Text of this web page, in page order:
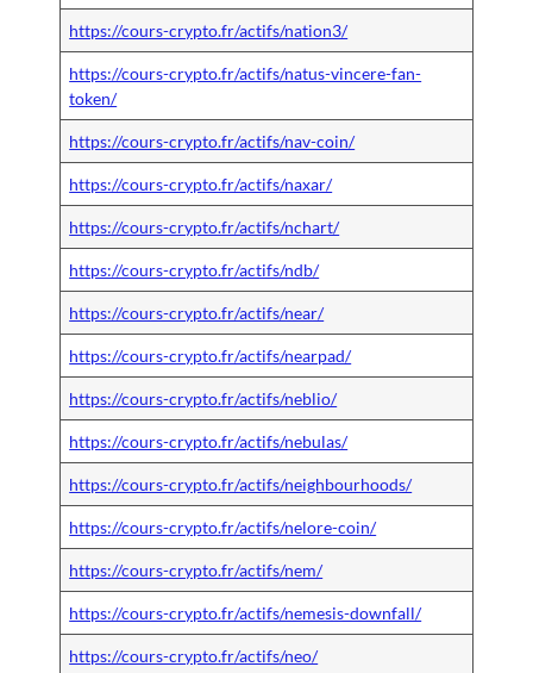
https://cours-crypto.fr/actifs/nation3/
https://cours-crypto.fr/actifs/natus-vincere-fan-
token/
https://cours-crypto.fr/actifs/nav-coin/
https://cours-crypto.fr/actifs/naxar/
https://cours-crypto.fr/actifs/nchart/
https://cours-crypto.fr/actifs/ndb/
https://cours-crypto.fr/actifs/near/
https://cours-crypto.fr/actifs/nearpad/
https://cours-crypto.fr/actifs/neblio/
https://cours-crypto.fr/actifs/nebulas/
https://cours-crypto.fr/actifs/neighbourhoods/
https://cours-crypto.fr/actifs/nelore-coin/
https://cours-crypto.fr/actifs/nem/
https://cours-crypto.fr/actifs/nemesis-downfall/
https://cours-crypto.fr/actifs/neo/